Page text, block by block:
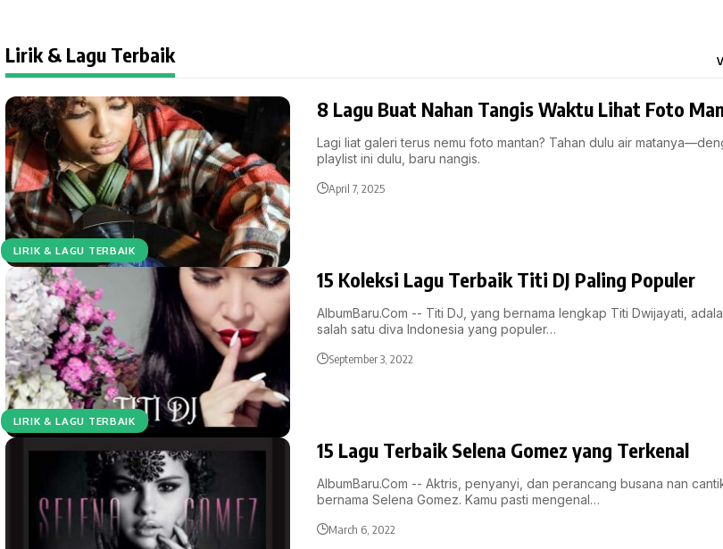
Lirik & Lagu Terbaik
LIRIK & LAGU TERBAIK
8 Lagu Buat Nahan Tangis Waktu Lihat Foto
Lagi liat galeri terus nemu foto mantan? Tahan dulu air
playlist ini dulu, baru nangis.
April 7, 2025
LIRIK & LAGU TERBAIK
15 Koleksi Lagu Terbaik Titi DJ Paling Populer
AlbumBaru.Com -- Titi DJ, yang bernama lengkap Titi Dwijayati,
salah satu diva Indonesia yang populer…
September 3, 2022
15 Lagu Terbaik Selena Gomez yang Terkenal
AlbumBaru.Com -- Aktris, penyanyi, dan perancang busana nan
bernama Selena Gomez. Kamu pasti mengenal…
March 6, 2022